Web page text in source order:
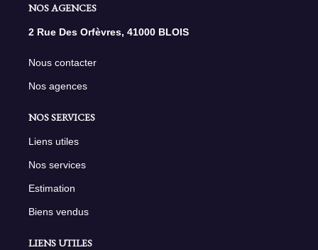
NOS AGENCES
2 Rue Des Orfèvres, 41000 BLOIS
Nous contacter
Nos agences
NOS SERVICES
Liens utiles
Nos services
Estimation
Biens vendus
LIENS UTILES